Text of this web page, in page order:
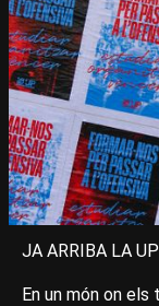
JA ARRIBA LA
En un món on